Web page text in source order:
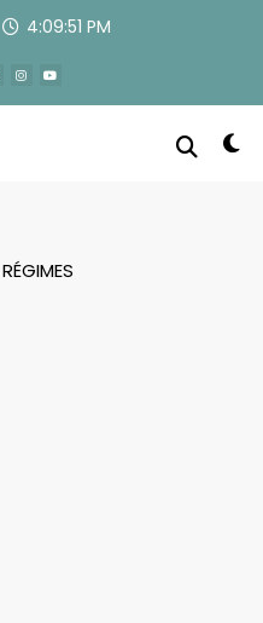
4:09:53 PM
RÉGIMES